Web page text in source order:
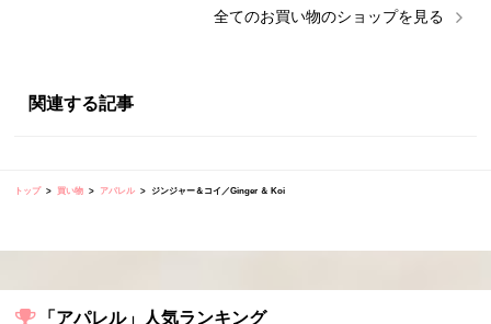
全てのお買い物のショップを見る
関連する記事
トップ 買い物 アパレル ジンジャー＆コイ／Ginger ＆ Koi
「アパレル」人気ランキング